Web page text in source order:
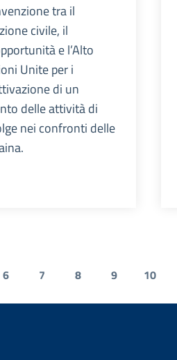
tra il
civile, il
e l’Alto
Unite per i
di un
delle attività di
nei confronti delle
6 7 8 9 10